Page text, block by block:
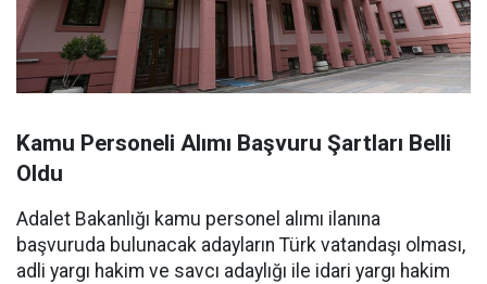
Kamu Personeli Alımı Başvuru Şartları Belli
Oldu
Adalet Bakanlığı kamu personel alımı ilanına
başvuruda bulunacak adayların Türk vatandaşı olması,
adli yargı hakim ve savcı adaylığı ile idari yargı hakim